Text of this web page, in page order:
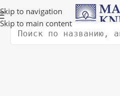
Skip to navigation
Skip to main content
Доставка в